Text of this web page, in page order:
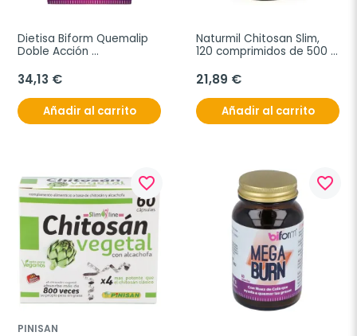
Dietisa Biform Quemalip
Doble Acción
cápsulas
34,13 €
Añadir al carrito
Naturmil Chitosan Slim,
120 comprimidos de 500
21,89 €
Añadir al carrito
favorite_border
PINISAN
favorite_border